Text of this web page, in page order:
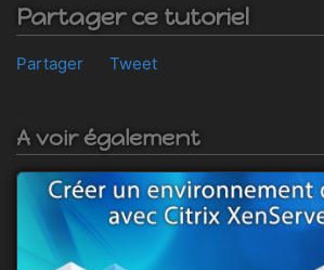
Partager ce tutoriel
Partager Tweet
A voir également